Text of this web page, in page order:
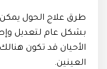
طرق علاج الحول
بشكل عام لتعديل
الأحيان قد تكون
العينين.